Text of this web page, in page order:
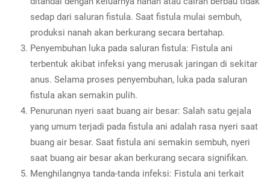
sedap dari saluran fistula. Saat fistula mulai sembuh,
produksi nanah akan berkurang secara bertahap.
Penyembuhan luka pada saluran fistula: Fistula ani
terbentuk akibat infeksi yang merusak jaringan di sekitar
anus. Selama proses penyembuhan, luka pada saluran
fistula akan semakin pulih.
Penurunan nyeri saat buang air besar: Salah satu gejala
yang umum terjadi pada fistula ani adalah rasa nyeri saat
buang air besar. Saat fistula ani semakin sembuh, nyeri
saat buang air besar akan berkurang secara signifikan.
Menghilangnya tanda-tanda infeksi: Fistula ani terkait